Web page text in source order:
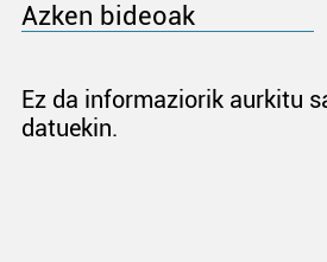
Azken bideoak
Ez da informaziorik aurkitu
datuekin.